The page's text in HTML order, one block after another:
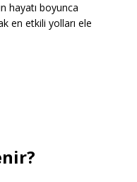
hayatı boyunca
en etkili yolları ele